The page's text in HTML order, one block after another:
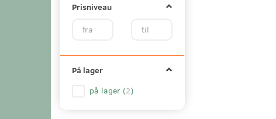
Prisniveau
På lager
på lager (2)